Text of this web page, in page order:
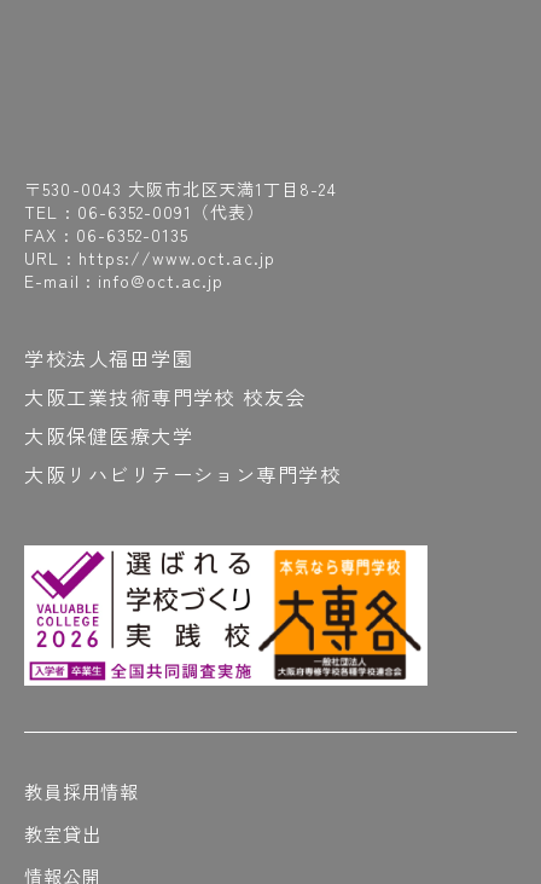
〒530-0043 大阪市北区天満1丁目8-24
TEL : 06-6352-0091 （代表）
FAX : 06-6352-0135
URL : https://www.oct.ac.jp
E-mail : info@oct.ac.jp
学校法人福田学園
大阪工業技術専門学校 校友会
大阪保健医療大学
大阪リハビリテーション専門学校
教員採用情報
教室貸出
情報公開